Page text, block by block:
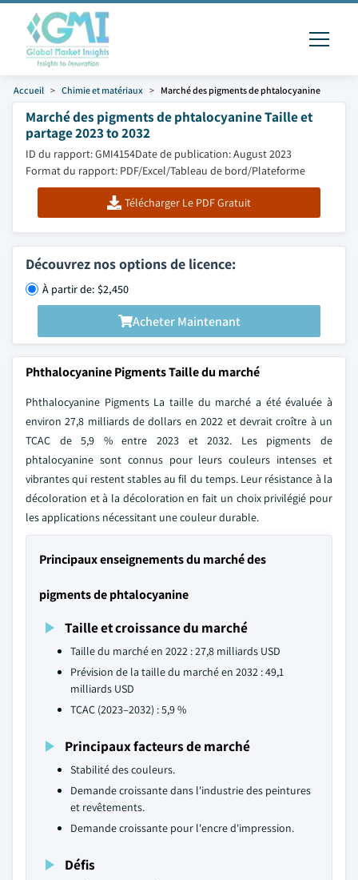
Accueil Chimie et matériaux Marché des pigments de phtalocyanine
Marché des pigments de phtalocyanine Taille et
partage 2023 to 2032
ID du rapport: GMI4154Date de publication: August 2023
Format du rapport: PDF/Excel/Tableau de bord/Plateforme
Télécharger Le PDF Gratuit
Découvrez nos options de licence:
À partir de: $2,450
Acheter Maintenant
Phthalocyanine Pigments Taille du marché
Phthalocyanine Pigments La taille du marché a été évaluée à
environ 27,8 milliards de dollars en 2022 et devrait croître à un
TCAC de 5,9 % entre 2023 et 2032. Les pigments de
phtalocyanine sont connus pour leurs couleurs intenses et
vibrantes qui restent stables au fil du temps. Leur résistance à la
décoloration et à la décoloration en fait un choix privilégié pour
les applications nécessitant une couleur durable.
Principaux enseignements du marché des
pigments de phtalocyanine
Taille et croissance du marché
Taille du marché en 2022 : 27,8 milliards USD
Prévision de la taille du marché en 2032 : 49,1
milliards USD
TCAC (2023–2032) : 5,9 %
Principaux facteurs de marché
Stabilité des couleurs.
Demande croissante dans l'industrie des peintures
et revêtements.
Demande croissante pour l'encre d'impression.
Défis